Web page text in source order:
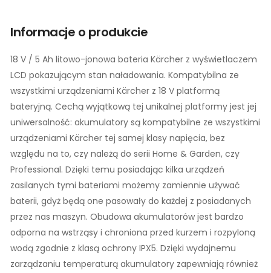
Informacje o produkcie
18 V / 5 Ah litowo-jonowa bateria Kärcher z wyświetlaczem
LCD pokazującym stan naładowania. Kompatybilna ze
wszystkimi urządzeniami Kärcher z 18 V platformą
bateryjną. Cechą wyjątkową tej unikalnej platformy jest jej
uniwersalność: akumulatory są kompatybilne ze wszystkimi
urządzeniami Kärcher tej samej klasy napięcia, bez
względu na to, czy należą do serii Home & Garden, czy
Professional. Dzięki temu posiadając kilka urządzeń
zasilanych tymi bateriami możemy zamiennie używać
baterii, gdyż będą one pasowały do każdej z posiadanych
przez nas maszyn. Obudowa akumulatorów jest bardzo
odporna na wstrząsy i chroniona przed kurzem i rozpyloną
wodą zgodnie z klasą ochrony IPX5. Dzięki wydajnemu
zarządzaniu temperaturą akumulatory zapewniają również